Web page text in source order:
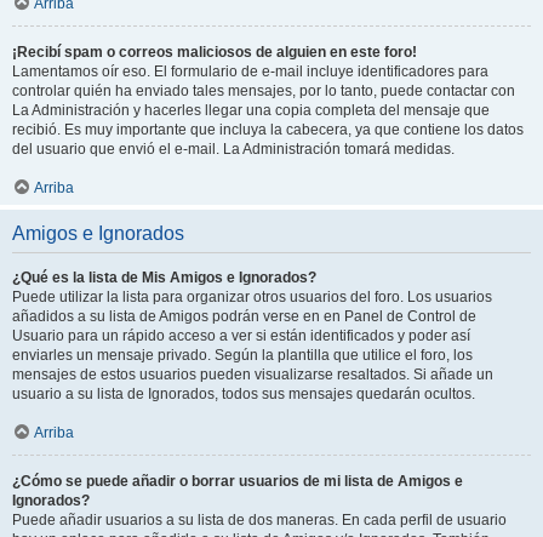
Arriba
¡Recibí spam o correos maliciosos de alguien en este foro!
Lamentamos oír eso. El formulario de e-mail incluye identificadores para
controlar quién ha enviado tales mensajes, por lo tanto, puede contactar con
La Administración y hacerles llegar una copia completa del mensaje que
recibió. Es muy importante que incluya la cabecera, ya que contiene los datos
del usuario que envió el e-mail. La Administración tomará medidas.
Arriba
Amigos e Ignorados
¿Qué es la lista de Mis Amigos e Ignorados?
Puede utilizar la lista para organizar otros usuarios del foro. Los usuarios
añadidos a su lista de Amigos podrán verse en en Panel de Control de
Usuario para un rápido acceso a ver si están identificados y poder así
enviarles un mensaje privado. Según la plantilla que utilice el foro, los
mensajes de estos usuarios pueden visualizarse resaltados. Si añade un
usuario a su lista de Ignorados, todos sus mensajes quedarán ocultos.
Arriba
¿Cómo se puede añadir o borrar usuarios de mi lista de Amigos e
Ignorados?
Puede añadir usuarios a su lista de dos maneras. En cada perfil de usuario